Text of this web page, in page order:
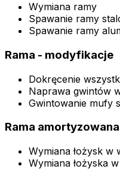
Wymiana ramy
Spawanie ramy
Spawanie ramy
Rama - modyfikacje
Dokręcenie
Naprawa gwintów
Gwintowanie mufy
Rama amortyzowana
Wymiana łożysk w
Wymiana łożyska